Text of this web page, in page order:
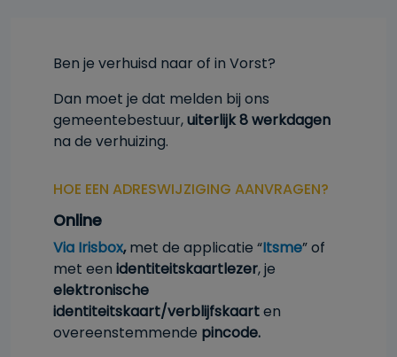
Ben je verhuisd naar of in Vorst?
Dan moet je dat melden bij ons
gemeentebestuur,uiterlijk 8 werkdagen
na de verhuizing.
HOE EEN ADRESWIJZIGING AANVRAGEN?
Online
Via Irisbox,met de applicatie “Itsme” of
met een identiteitskaartlezer, je
elektronische
identiteitskaart/verblijfskaarten
overeenstemmende pincode.